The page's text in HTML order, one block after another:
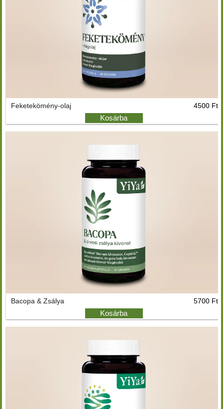
Feketekömény-olaj 4500 Ft
Kosárba
Bacopa & Zsálya 5700 Ft
Kosárba